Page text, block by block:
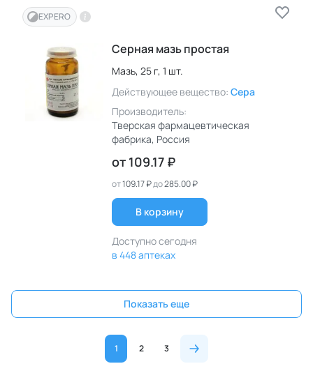
EXPERO
Серная мазь простая
Мазь, 25 г, 1 шт.
Действующее вещество: Сера
Производитель:
Тверская фармацевтическая
фабрика, Россия
от 109.17 ₽
от109.17 ₽до285.00 ₽
В корзину
Доступно сегодня
в 448 аптеках
Показать еще
1 2 3